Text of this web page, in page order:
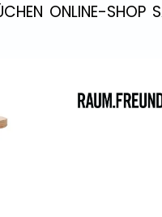
ONLINE-SHOP